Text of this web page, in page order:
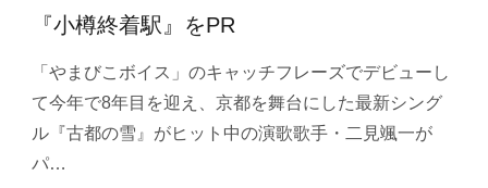
『小樽終着駅』をPR
「やまびこボイス」のキャッチフレーズでデビューし
て今年で8年目を迎え、京都を舞台にした最新シング
ル『古都の雪』がヒット中の演歌歌手・二見颯一が
パ…